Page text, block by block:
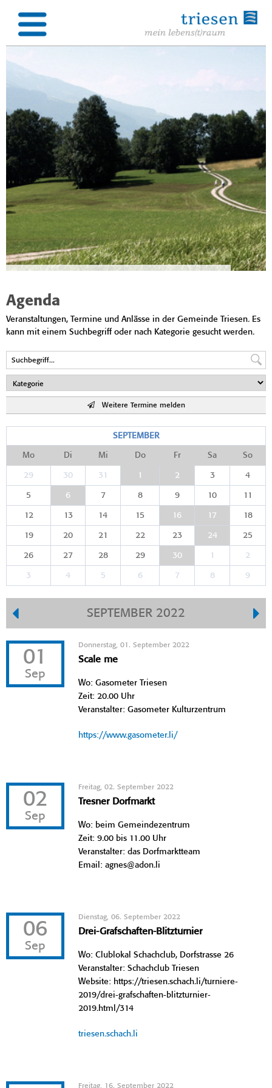
Agenda
Veranstaltungen, Termine und Anlässe in der Gemeinde Triesen. Es
kann mit einem Suchbegriff oder nach Kategorie gesucht werden.
Weitere Termine melden
SEPTEMBER
Mo Di Mi Do Fr Sa So
29 30 31 1 2 3 4
5 6 7 8 9 10 11
12 13 14 15 16 17 18
19 20 21 22 23 24 25
26 27 28 29 30 1 2
3 4 5 6 7 8 9
SEPTEMBER 2022
01
Sep
Donnerstag, 01. September 2022
Scale me
Wo: Gasometer Triesen
Zeit: 20.00 Uhr
Veranstalter: Gasometer Kulturzentrum
https://www.gasometer.li/
02
Sep
Freitag, 02. September 2022
Tresner Dorfmarkt
Wo: beim Gemeindezentrum
Zeit: 9.00 bis 11.00 Uhr
Veranstalter: das Dorfmarktteam
Email: agnes@adon.li
06
Sep
Dienstag, 06. September 2022
Drei-Grafschaften-Blitzturnier
Wo: Clublokal Schachclub, Dorfstrasse 26
Veranstalter: Schachclub Triesen
Website: https://triesen.schach.li/turniere-
2019/drei-grafschaften-blitzturnier-
2019.html/314
triesen.schach.li
Freitag, 16. September 2022